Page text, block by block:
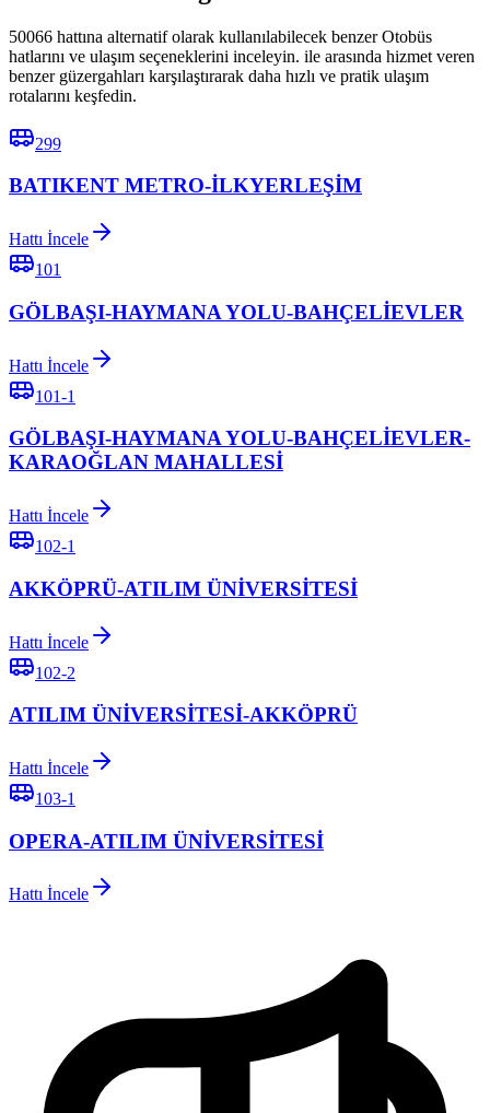
50066 hattına alternatif olarak kullanılabilecek benzer Otobüs
hatlarını ve ulaşım seçeneklerini inceleyin. ile arasında hizmet veren
benzer güzergahları karşılaştırarak daha hızlı ve pratik ulaşım
rotalarını keşfedin.
299
BATIKENT METRO-İLKYERLEŞİM
Hattı İncele
101
GÖLBAŞI-HAYMANA YOLU-BAHÇELİEVLER
Hattı İncele
101-1
GÖLBAŞI-HAYMANA YOLU-BAHÇELİEVLER-
KARAOĞLAN MAHALLESİ
Hattı İncele
102-1
AKKÖPRÜ-ATILIM ÜNİVERSİTESİ
Hattı İncele
102-2
ATILIM ÜNİVERSİTESİ-AKKÖPRÜ
Hattı İncele
103-1
OPERA-ATILIM ÜNİVERSİTESİ
Hattı İncele